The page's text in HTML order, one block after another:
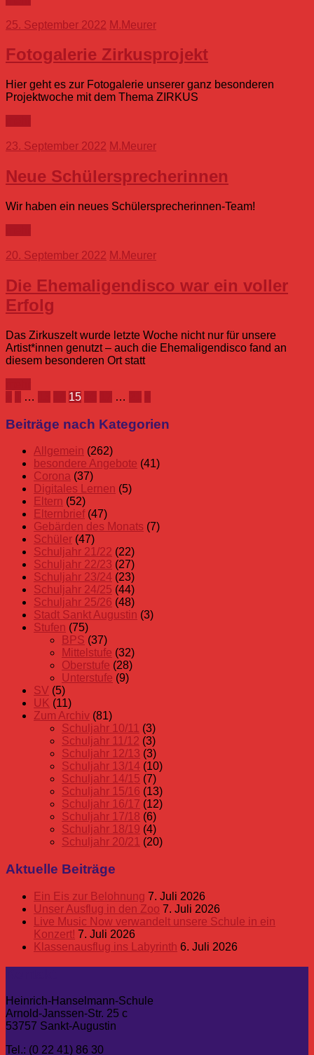
25. September 2022 M.Meurer
Fotogalerie Zirkusprojekt
Hier geht es zur Fotogalerie unserer ganz besonderen
Projektwoche mit dem Thema ZIRKUS
23. September 2022 M.Meurer
Neue Schülersprecherinnen
Wir haben ein neues Schülersprecherinnen-Team!
20. September 2022 M.Meurer
Die Ehemaligendisco war ein voller
Erfolg
Das Zirkuszelt wurde letzte Woche nicht nur für unsere
Artist*innen genutzt – auch die Ehemaligendisco fand an
diesem besonderen Ort statt
Seitennummerierung
der
… 15 …
Beiträge nach Kategorien
Allgemein (262)
besondere Angebote (41)
Corona (37)
Digitales Lernen (5)
Eltern (52)
Elternbrief(47)
Gebärden des Monats (7)
Schüler (47)
Schuljahr 21/22 (22)
Schuljahr 22/23 (27)
Schuljahr 23/24 (23)
Schuljahr 24/25 (44)
Schuljahr 25/26 (48)
Stadt Sankt Augustin (3)
Stufen (75)
BPS (37)
Mittelstufe (32)
Oberstufe (28)
Unterstufe (9)
SV (5)
UK (11)
Zum Archiv (81)
Schuljahr 10/11 (3)
Schuljahr 11/12 (3)
Schuljahr 12/13 (3)
Schuljahr 13/14 (10)
Schuljahr 14/15 (7)
Schuljahr 15/16 (13)
Schuljahr 16/17 (12)
Schuljahr 17/18 (6)
Schuljahr 18/19 (4)
Schuljahr 20/21 (20)
Aktuelle Beiträge
Ein Eis zur Belohnung 7. Juli 2026
Unser Ausflug in den Zoo 7. Juli 2026
Live Music Now verwandelt unsere Schule in ein
Konzert! 7. Juli 2026
Klassenausflug ins Labyrinth 6. Juli 2026
Heinrich-Hanselmann-Schule
Arnold-Janssen-Str. 25 c
53757 Sankt-Augustin
Tel.: (0 22 41) 86 30